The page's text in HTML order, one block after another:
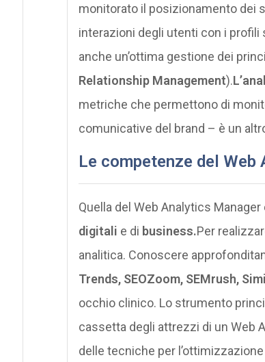
monitorato il posizionamento dei
interazioni degli utenti con i profili
anche un’ottima gestione dei
Relationship Management).
metriche che permettono di
comunicative del brand – è un
Le competenze del
Quella del Web Analytics
digitali e di business.Per
analitica. Conoscere
Trends, SEOZoom, SEMrush,
occhio clinico. Lo strumento
cassetta degli attrezzi di un Web
delle tecniche per